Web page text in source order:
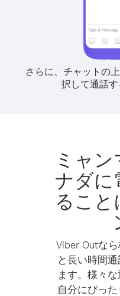
さらに、チャットの
択して通話す
ミャ
ナダに
ること
Viber Outな
と長い時間
ます。様々な
自分にぴっ